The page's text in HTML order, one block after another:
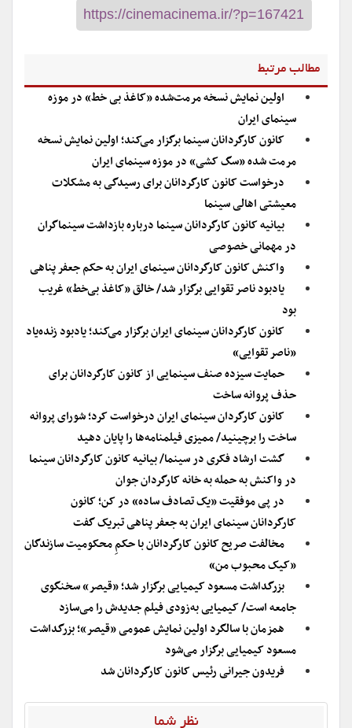
مطالب مرتبط
اولین نمایش نسخه مرمت‌شده «کاغذ بی خط» در موزه
سینمای ایران
کانون کارگردانان سینما برگزار می‌کند؛ اولین نمایش نسخه
مرمت شده «سگ کشی» در موزه سینمای ایران
درخواست کانون کارگردانان برای رسیدگی به مشکلات
معیشتی اهالی سینما
بیانیه کانون کارگردانان سینما درباره بازداشت سینماگران
در مهمانی خصوصی
واکنش کانون کارگردانان سینمای ایران به حکم جعفر پناهی
یادبود ناصر تقوایی برگزار شد/ خالق «کاغذ بی‌خط» غریب
بود
کانون کارگردانان سینمای ایران برگزار می‌کند؛ یادبود زنده‌یاد
«ناصر تقوایی»
حمایت سیزده صنف سینمایی از کانون کارگردانان برای
حذف پروانه ساخت
کانون کارگردان سینمای ایران درخواست کرد؛ شورای پروانه
ساخت را برچینید/ ممیزی فیلمنامه‌ها را پایان دهید
گشت ارشاد فکری در سینما/ بیانیه کانون کارگردانان سینما
در واکنش به حمله به خانه کارگردان جوان
در پی موفقیت «یک تصادف ساده» در کن؛ کانون
کارگردانان سینمای ایران به جعفر پناهی تبریک گفت
مخالفت صریح کانون کارگردانان با حکمِ محکومیت سازندگان
«کیک محبوب من»
بزرگداشت مسعود کیمیایی برگزار شد؛ «قیصر» سخنگوی
جامعه است/ کیمیایی به‌زودی فیلم جدیدش را می‌سازد
همزمان با سالگرد اولین نمایش عمومی «قیصر»؛ بزرگداشت
مسعود کیمیایی برگزار می‌شود
فریدون جیرانی رئیس کانون کارگردانان شد
نظر شما